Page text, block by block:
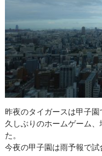
昨夜のタイガースは甲子園
久しぶりのホームゲーム
た。
今夜の甲子園は雨予報で試